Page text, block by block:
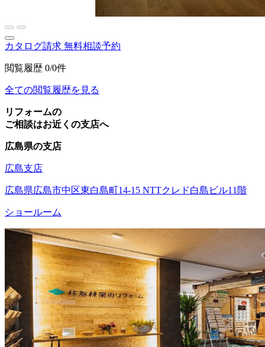
カタログ請求 無料相談予約
閲覧履歴 0/0件
全ての閲覧履歴を見る
リフォームの
ご相談はお近くの支店へ
広島県の支店
広島支店
広島県広島市中区東白島町14-15 NTTクレド白島ビル11階
ショールーム